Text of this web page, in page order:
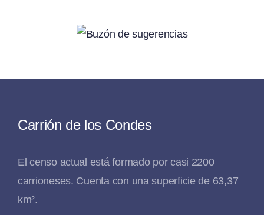
Carrión de los Condes
El censo actual está formado por casi 2200
carrioneses. Cuenta con una superficie de 63,37
km².